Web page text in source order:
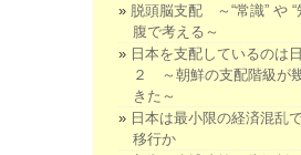
脱頭脳支配 ～“常識” や “
腹で考える～
日本を支配しているのは
２ ～朝鮮の支配階級が
きた～
日本は最小限の経済混乱
移行か